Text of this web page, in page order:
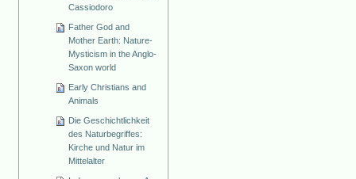
Cassiodoro
Father God and
Mother Earth: Nature-
Mysticism in the Anglo-
Saxon world
Early Christians and
Animals
Die Geschichtlichkeit
des Naturbegriffes:
Kirche und Natur im
Mittelalter